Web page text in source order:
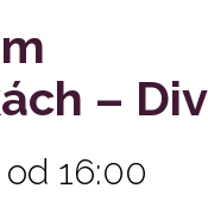
–
16:00